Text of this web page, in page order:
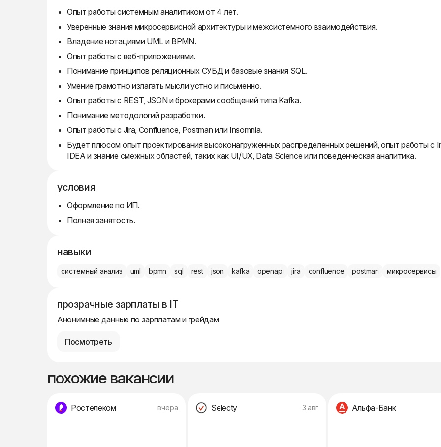
Опыт работы системным аналитиком от 4 лет.
Уверенные знания микросервисной архитектуры и межсистемного взаимодействия.
Владение нотациями UML и BPMN.
Опыт работы с веб-приложениями.
Понимание принципов реляционных СУБД и базовые знания SQL.
Умение грамотно излагать мысли устно и письменно.
Опыт работы с REST, JSON и брокерами сообщений типа Kafka.
Понимание методологий разработки.
Опыт работы с Jira, Confluence, Postman или Insomnia.
Будет плюсом опыт проектирования высоконагруженных распределенных решений, опыт работы с
IDEA и знание смежных областей, таких как UI/UX, Data Science или поведенческая аналитика.
условия
Оформление по ИП.
Полная занятость.
навыки
системный анализ uml bpmn sql rest json kafka openapi jira confluence postman микросервисы
прозрачные зарплаты в IT
Анонимные данные по зарплатам и грейдам
Посмотреть
похожие вакансии
Ростелеком вчера Selecty 3 авг Альфа-Банк